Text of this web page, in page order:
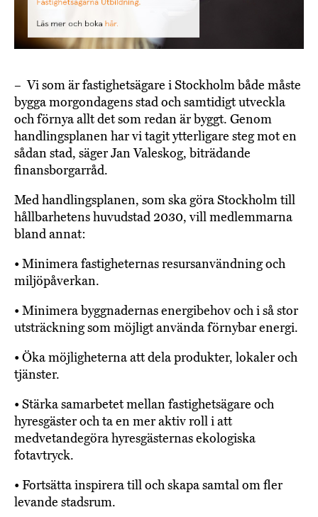
– Vi som är fastighetsägare i Stockholm både måste
bygga morgondagens stad och samtidigt utveckla
och förnya allt det som redan är byggt. Genom
handlingsplanen har vi tagit ytterligare steg mot en
sådan stad, säger Jan Valeskog, biträdande
finansborgarråd.
Med handlingsplanen, som ska göra Stockholm till
hållbarhetens huvudstad 2030, vill medlemmarna
bland annat:
• Minimera fastigheternas resursanvändning och
miljöpåverkan.
• Minimera byggnadernas energibehov och i så stor
utsträckning som möjligt använda förnybar energi.
• Öka möjligheterna att dela produkter, lokaler och
tjänster.
• Stärka samarbetet mellan fastighetsägare och
hyresgäster och ta en mer aktiv roll i att
medvetandegöra hyresgästernas ekologiska
fotavtryck.
• Fortsätta inspirera till och skapa samtal om fler
levande stadsrum.